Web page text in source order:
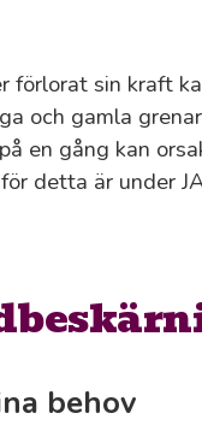
förlorat sin kraft
och gamla
en gång kan
detta är under
behov